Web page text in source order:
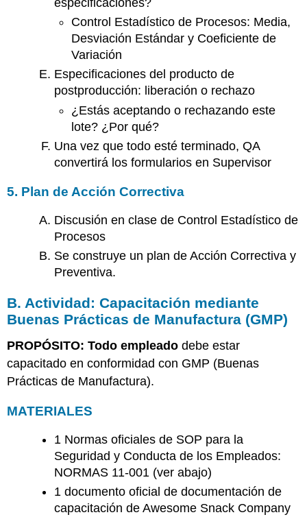
Control Estadístico de Procesos: Media,
Desviación Estándar y Coeficiente de
Variación
Especificaciones del producto de
postproducción: liberación o rechazo
¿Estás aceptando o rechazando este
lote? ¿Por qué?
Una vez que todo esté terminado, QA
convertirá los formularios en Supervisor
5. Plan de Acción Correctiva
Discusión en clase de Control Estadístico de
Procesos
Se construye un plan de Acción Correctiva y
Preventiva.
B. Actividad: Capacitación mediante
Buenas Prácticas de Manufactura (GMP)
PROPÓSITO: Todo empleado debe estar
capacitado en conformidad con GMP (Buenas
Prácticas de Manufactura).
MATERIALES
1 Normas oficiales de SOP para la
Seguridad y Conducta de los Empleados:
NORMAS 11-001 (ver abajo)
1 documento oficial de documentación de
capacitación de Awesome Snack Company